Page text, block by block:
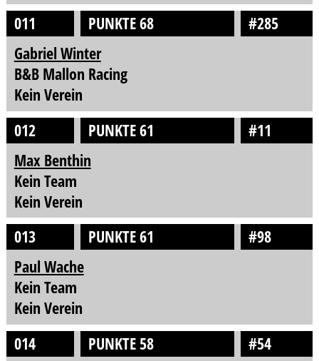
011
PUNKTE 68
#285
Gabriel Winter
B&B Mallon Racing
Kein Verein
012
PUNKTE 61
#11
Max Benthin
Kein Team
Kein Verein
013
PUNKTE 61
#98
Paul Wache
Kein Team
Kein Verein
014
PUNKTE 58
#54